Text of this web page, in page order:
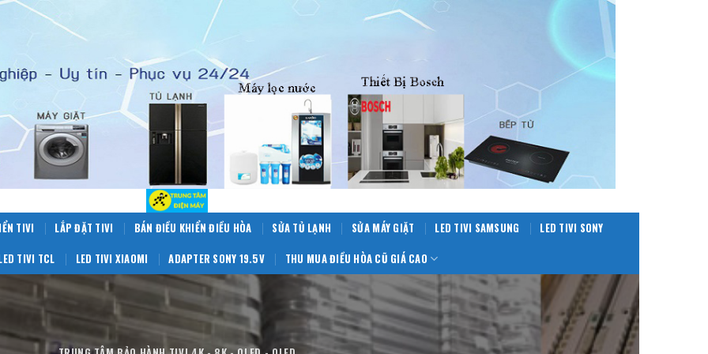
TIVI LẮP ĐẶT TIVI BÁN ĐIỀU KHIỂN ĐIỀU HÒA SỬA TỦ LẠNH SỬA MÁY GIẶT LED TIVI SAMSUNG LED TIVI SONY
TIVI TCL LED TIVI XIAOMI ADAPTER SONY 19.5V THU MUA ĐIỀU HÒA CŨ GIÁ CAO